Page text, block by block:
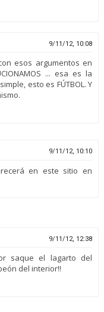
9/11/12, 10:08
esos argumentos en
... esa es la
esto es FÚTBOL. Y
9/11/12, 10:10
en este sitio en
9/11/12, 12:38
saque el lagarto del
del interior!!